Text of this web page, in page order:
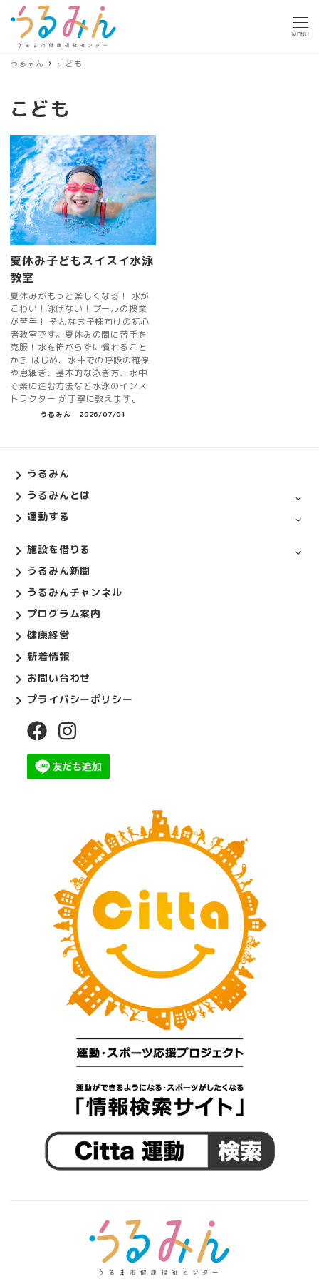
MENU
うるみん こども
こども
夏休み子どもスイスイ水泳
教室
夏休みがもっと楽しくなる！ 水が
こわい！泳げない！プールの授業
が苦手！ そんなお子様向けの初心
者教室です。夏休みの間に苦手を
克服！水を怖がらずに慣れること
から はじめ、水中での呼吸の確保
や息継ぎ、基本的な泳ぎ方、水中
で楽に進む方法など水泳のインス
トラクター が丁寧に教えます。
うるみん 2026/07/01
うるみん
うるみんとは
運動する
施設を借りる
うるみん新聞
うるみんチャンネル
プログラム案内
健康経営
新着情報
お問い合わせ
プライバシーポリシー